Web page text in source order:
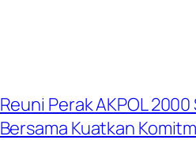
Reuni Perak AKPOL
Bersama Kuatkan